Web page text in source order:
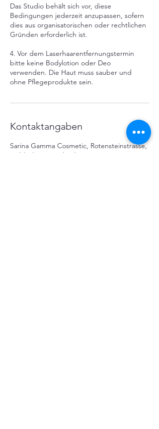
Das Studio behält sich vor, diese
Bedingungen jederzeit anzupassen, sofern
dies aus organisatorischen oder rechtlichen
Gründen erforderlich ist.
4. Vor dem Laserhaarentfernungstermin
bitte keine Bodylotion oder Deo
verwenden. Die Haut muss sauber und
ohne Pflegeprodukte sein.
Kontaktangaben
Sarina Gamma Cosmetic, Rotensteinstrasse,
Goldach, Switzerland